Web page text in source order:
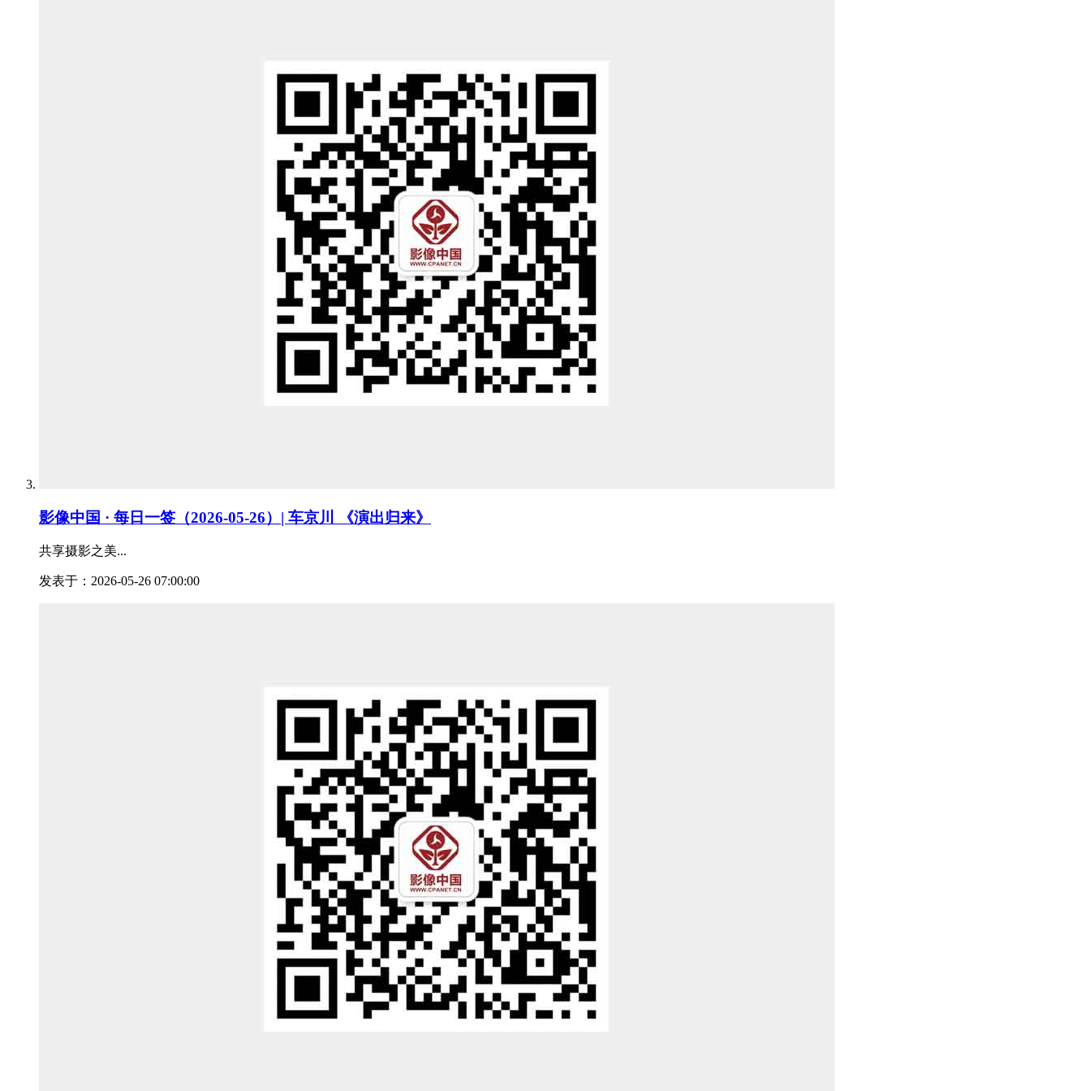
影像中国 · 每日一签（2026-05-26）| 车京川 《演出归来》
共享摄影之美...
发表于：2026-05-26 07:00:00